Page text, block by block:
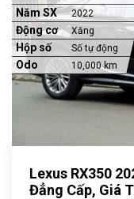
Năm SX 2022
Động cơ Xăng
Hộp số Số tự động
Odo 10,000 km
Lexus RX350
Đẳng Cấp, Giá